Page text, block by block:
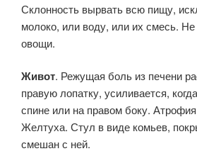
Склонность вырвать всю пищу,
молоко, или воду, или их смесь.
овощи.
Живот. Режущая боль из печени
правую лопатку, усиливается,
спине или на правом боку.
Желтуха. Стул в виде комьев,
смешан с ней.